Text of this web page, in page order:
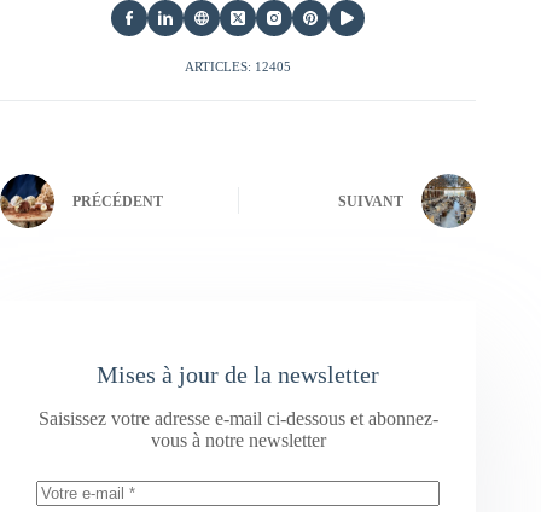
ARTICLES: 12405
PRÉCÉDENT SUIVANT
Mises à jour de la newsletter
Saisissez votre adresse e-mail ci-dessous et abonnez-
vous à notre newsletter